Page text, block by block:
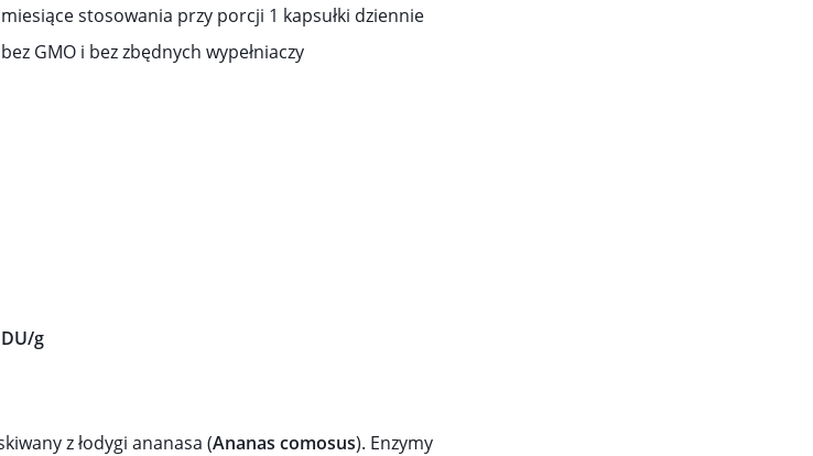
stosowania przy porcji 1 kapsułki dziennie
GMO i bez zbędnych wypełniaczy
g
z łodygi ananasa (Ananas comosus). Enzymy